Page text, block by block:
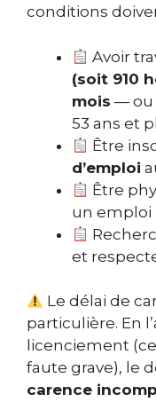
conditions
Avoir
(soit 910
mois — ou
53 ans et
Être
d’emploi
Être
un emploi
et
Le délai de
particulière. En
licenciement
faute grave), le
carence